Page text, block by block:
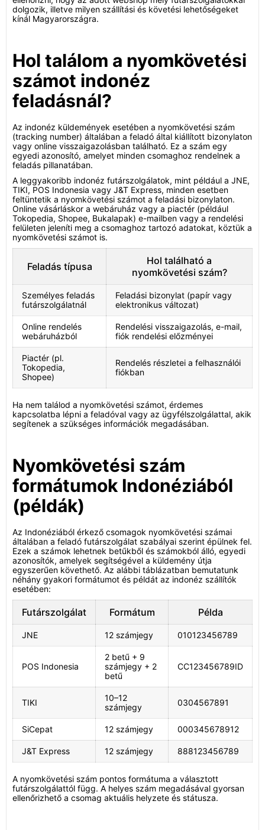
dolgozik, illetve milyen szállítási és követési lehetőségeket
kínál Magyarországra.
Hol találom a nyomkövetési
számot indonéz
feladásnál?
Az indonéz küldemények esetében a nyomkövetési szám
(tracking number) általában a feladó által kiállított bizonylaton
vagy online visszaigazolásban található. Ez a szám egy
egyedi azonosító, amelyet minden csomaghoz rendelnek a
feladás pillanatában.
A leggyakoribb indonéz futárszolgálatok, mint például a JNE,
TIKI, POS Indonesia vagy J&T Express, minden esetben
feltüntetik a nyomkövetési számot a feladási bizonylaton.
Online vásárláskor a webáruház vagy a piactér (például
Tokopedia, Shopee, Bukalapak) e-mailben vagy a rendelési
felületen jeleníti meg a csomaghoz tartozó adatokat, köztük a
nyomkövetési számot is.
Feladás típusa
Hol található a
nyomkövetési szám?
Személyes feladás
futárszolgálatnál
Feladási bizonylat (papír vagy
elektronikus változat)
Online rendelés
webáruházból
Rendelési visszaigazolás, e-mail,
fiók rendelési előzményei
Piactér (pl.
Tokopedia,
Shopee)
Rendelés részletei a felhasználói
fiókban
Ha nem találod a nyomkövetési számot, érdemes
kapcsolatba lépni a feladóval vagy az ügyfélszolgálattal, akik
segítenek a szükséges információk megadásában.
Nyomkövetési szám
formátumok Indonéziából
(példák)
Az Indonéziából érkező csomagok nyomkövetési számai
általában a feladó futárszolgálat szabályai szerint épülnek fel.
Ezek a számok lehetnek betűkből és számokból álló, egyedi
azonosítók, amelyek segítségével a küldemény útja
egyszerűen követhető. Az alábbi táblázatban bemutatunk
néhány gyakori formátumot és példát az indonéz szállítók
esetében:
Futárszolgálat Formátum Példa
JNE 12 számjegy 010123456789
POS Indonesia
2 betű + 9
számjegy + 2
betű
CC123456789ID
TIKI
10–12
számjegy
0304567891
SiCepat 12 számjegy 000345678912
J&T Express 12 számjegy 888123456789
A nyomkövetési szám pontos formátuma a választott
futárszolgálattól függ. A helyes szám megadásával gyorsan
ellenőrizhető a csomag aktuális helyzete és státusza.